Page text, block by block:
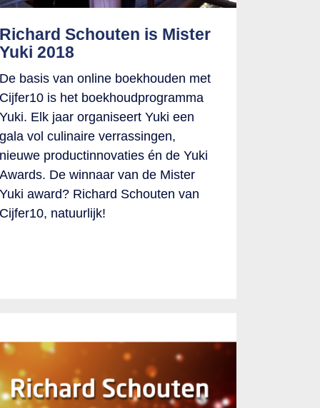
Richard Schouten is Mister
Yuki 2018
De basis van online boekhouden met
Cijfer10 is het boekhoudprogramma
Yuki. Elk jaar organiseert Yuki een
gala vol culinaire verrassingen,
nieuwe productinnovaties én de Yuki
Awards. De winnaar van de Mister
Yuki award? Richard Schouten van
Cijfer10, natuurlijk!